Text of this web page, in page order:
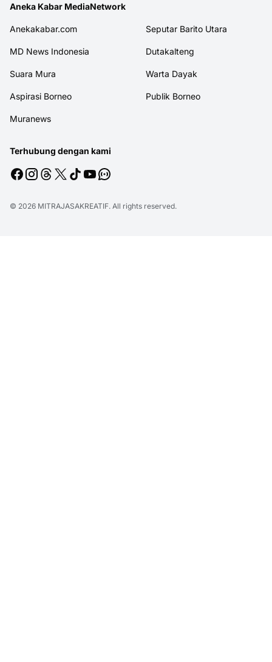
Aneka Kabar MediaNetwork
Anekakabar.com Seputar Barito Utara
MD News Indonesia Dutakalteng
Suara Mura Warta Dayak
Aspirasi Borneo Publik Borneo
Muranews
Terhubung dengan kami
© 2026 MITRAJASAKREATIF. All rights reserved.